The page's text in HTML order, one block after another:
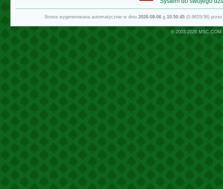
Strona wygenerowana automatycznie w dniu 2026-08-06g.10:50:45(0.9655/36)
© 2003-2026